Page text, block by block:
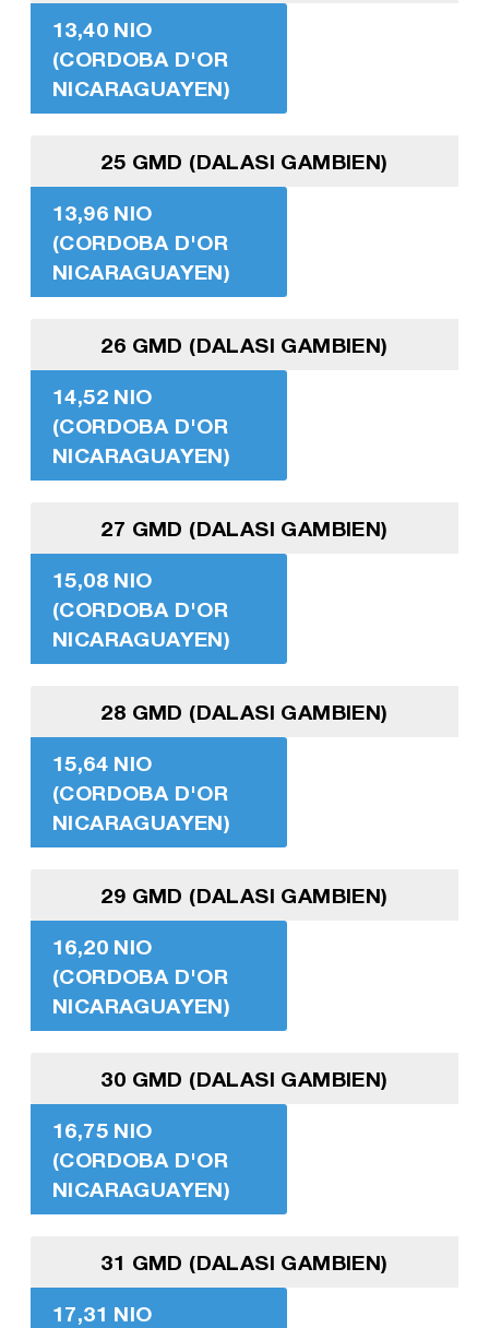
13,40 NIO
(CORDOBA D'OR
NICARAGUAYEN)
25 GMD (DALASI GAMBIEN)
13,96 NIO
(CORDOBA D'OR
NICARAGUAYEN)
26 GMD (DALASI GAMBIEN)
14,52 NIO
(CORDOBA D'OR
NICARAGUAYEN)
27 GMD (DALASI GAMBIEN)
15,08 NIO
(CORDOBA D'OR
NICARAGUAYEN)
28 GMD (DALASI GAMBIEN)
15,64 NIO
(CORDOBA D'OR
NICARAGUAYEN)
29 GMD (DALASI GAMBIEN)
16,20 NIO
(CORDOBA D'OR
NICARAGUAYEN)
30 GMD (DALASI GAMBIEN)
16,75 NIO
(CORDOBA D'OR
NICARAGUAYEN)
31 GMD (DALASI GAMBIEN)
17,31 NIO